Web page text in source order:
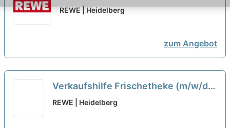
(m/w/d) neu
REWE | Heidelberg
zum Angebot
Verkaufshilfe Frischetheke (m/w/d)
neu
REWE | Heidelberg